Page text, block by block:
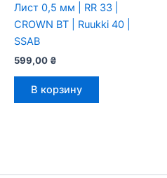
Лист 0,5 мм | RR 33 |
CROWN BT | Ruukki 40 |
SSAB
599,00 ₴
В корзину